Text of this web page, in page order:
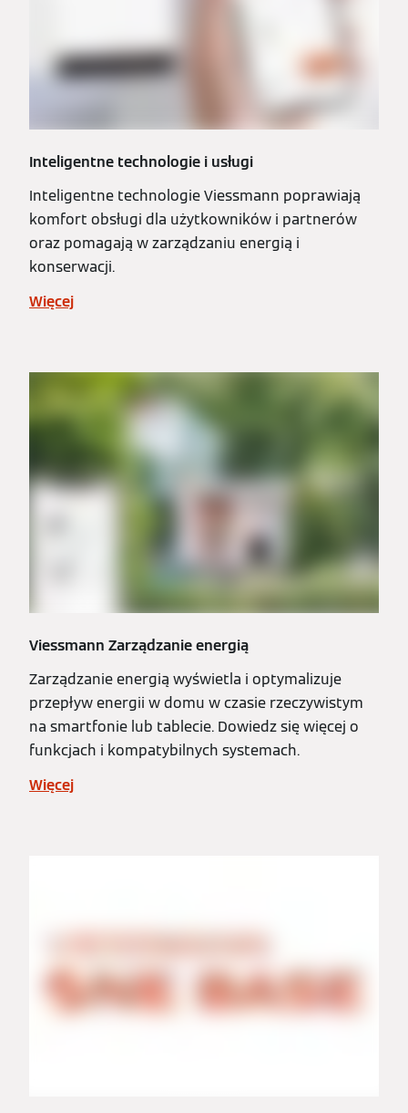
Inteligentne technologie i usługi
Inteligentne technologie Viessmann poprawiają
komfort obsługi dla użytkowników i partnerów
oraz pomagają w zarządzaniu energią i
konserwacji.
Więcej
Viessmann Zarządzanie energią
Zarządzanie energią wyświetla i optymalizuje
przepływ energii w domu w czasie rzeczywistym
na smartfonie lub tablecie. Dowiedz się więcej o
funkcjach i kompatybilnych systemach.
Więcej